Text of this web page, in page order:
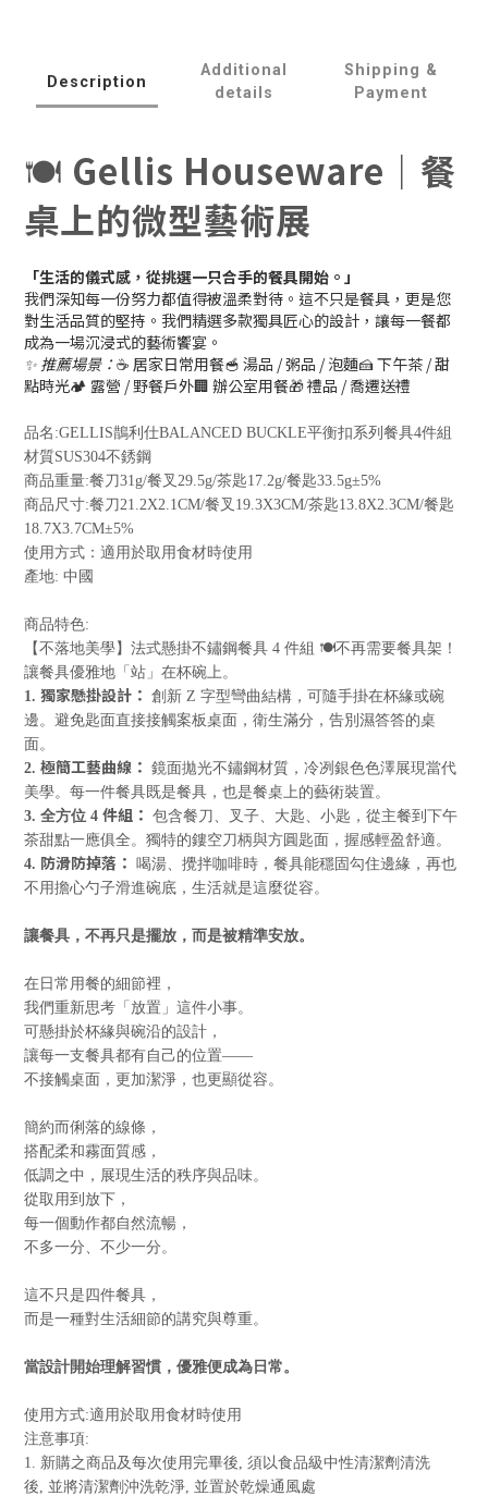
Description
Additional
details
Shipping &
Payment
🍽️ Gellis Houseware｜餐
桌上的微型藝術展
「生活的儀式感，從挑選一只合手的餐具開始。」
我們深知每一份努力都值得被溫柔對待。這不只是餐具，更是您
對生活品質的堅持。我們精選多款獨具匠心的設計，讓每一餐都
成為一場沉浸式的藝術饗宴。
✨ 推薦場景：☕ 居家日常用餐🥣 湯品 / 粥品 / 泡麵🍰 下午茶 / 甜
點時光🏕 露營 / 野餐戶外🏢 辦公室用餐🎁 禮品 / 喬遷送禮
品名 :GELLIS鵲利仕BALANCED BUCKLE平衡扣系列餐具4件組
材質SUS304不銹鋼
商品重量:餐刀31g/餐叉 29.5g/茶匙17.2g/餐匙33.5g±5%
商品尺寸:餐刀21.2X2.1CM/餐叉 19.3X3CM/茶匙13.8X2.3CM/餐匙
18.7X3.7CM±5%
使用方式：適用於取用食材時使用
產地: 中國
商品特色:
【不落地美學】 法式懸掛不鏽鋼餐具 4 件組 🍽️不再需要餐具架！
讓餐具優雅地「站」在杯碗上。
1. 獨家懸掛設計： 創新 Z 字型彎曲結構，可隨手掛在杯緣或碗
邊。避免匙面直接接觸案板桌面，衛生滿分，告別濕答答的桌
面。
2. 極簡工藝曲線： 鏡面拋光不鏽鋼材質，冷冽銀色色澤展現當代
美學。每一件餐具既是餐具，也是餐桌上的藝術裝置。
3. 全方位 4 件組： 包含餐刀、叉子、大匙、小匙，從主餐到下午
茶甜點一應俱全。獨特的鏤空刀柄與方圓匙面，握感輕盈舒適。
4. 防滑防掉落： 喝湯、攪拌咖啡時，餐具能穩固勾住邊緣，再也
不用擔心勺子滑進碗底，生活就是這麼從容。
讓餐具，不再只是擺放，而是被精準安放。
在日常用餐的細節裡，
我們重新思考「放置」這件小事。
可懸掛於杯緣與碗沿的設計，
讓每一支餐具都有自己的位置——
不接觸桌面，更加潔淨，也更顯從容。
簡約而俐落的線條，
搭配柔和霧面質感，
低調之中，展現生活的秩序與品味。
從取用到放下，
每一個動作都自然流暢，
不多一分、不少一分。
這不只是四件餐具，
而是一種對生活細節的講究與尊重。
當設計開始理解習慣，優雅便成為日常。
使用方式:適用於取用食材時使用
注意事項:
1. 新購之商品及每次使用完畢後, 須以食品級中性清潔劑清洗
後, 並將清潔劑沖洗乾淨, 並置於乾燥通風處